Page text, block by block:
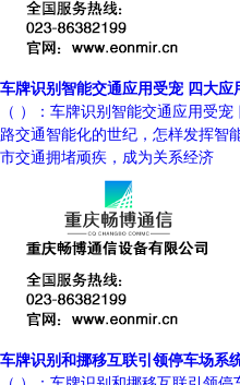
车牌识别智能交通应用受宠 四大
（ ）：车牌识别智能交通应用受
路交通智能化的世纪，怎样发挥智
市交通拥堵顽疾，成为关系经济
车牌识别和挪移互联引领停车场系